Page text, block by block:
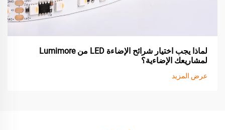
لماذا يجب اختيار شرائح الإضاءة LED من Lumimore
لمشاريعك الإضاءية؟
عرض المزيد